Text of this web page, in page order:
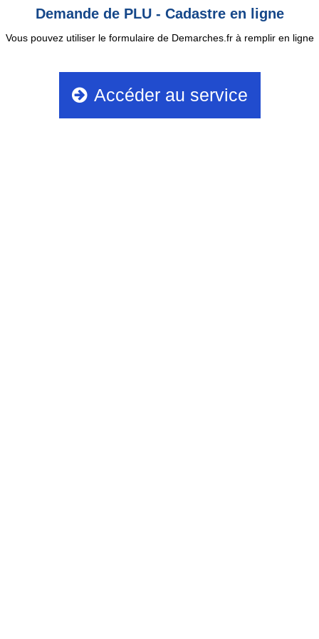
Demande de PLU - Cadastre en ligne
Vous pouvez utiliser le formulaire de Demarches.fr à remplir en ligne
Accéder au service